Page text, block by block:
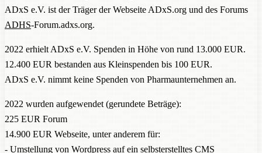
ADxS e.V. ist der Träger der Webseite ADxS.org und des Forums
ADHS-Forum.adxs.org.
2022 erhielt ADxS e.V. Spenden in Höhe von rund 13.000 EUR.
12.400 EUR bestanden aus Kleinspenden bis 100 EUR.
ADxS e.V. nimmt keine Spenden von Pharmaunternehmen an.
2022 wurden aufgewendet (gerundete Beträge):
225 EUR Forum
14.900 EUR Webseite, unter anderem für:
- Umstellung von Wordpress auf ein selbsterstelltes CMS